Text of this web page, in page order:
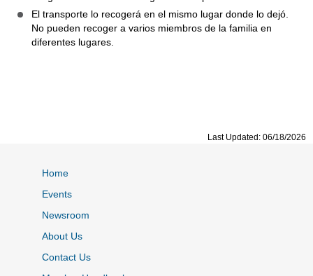
El transporte lo recogerá en el mismo lugar donde lo dejó.
No pueden recoger a varios miembros de la familia en
diferentes lugares.
Last Updated: 06/18/2026
Home
Events
Newsroom
About Us
Contact Us